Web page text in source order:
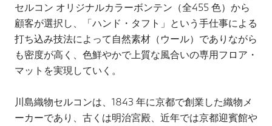
セルコン オリジナルカラーボンテン（全455 色）から
顧客が選択し、「ハンド・タフト」という手仕事による
打ち込み技法によって自然素材（ウール）でありながら
も密度が高く、色鮮やかで上質な風合いの専用フロア・
マットを実現していく。
川島織物セルコンは、1843 年に京都で創業した織物メ
ーカーであり、古くは明治宮殿、近年では京都迎賓館や